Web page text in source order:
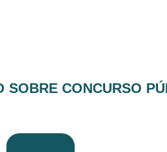
SOBRE CONCURSO